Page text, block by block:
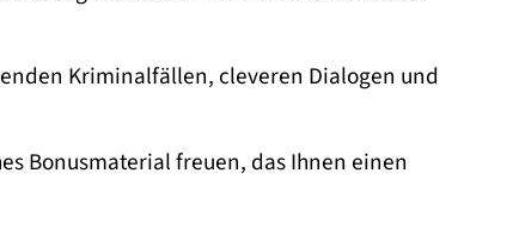
Kriminalfällen, cleveren Dialogen und
Bonusmaterial freuen, das Ihnen einen